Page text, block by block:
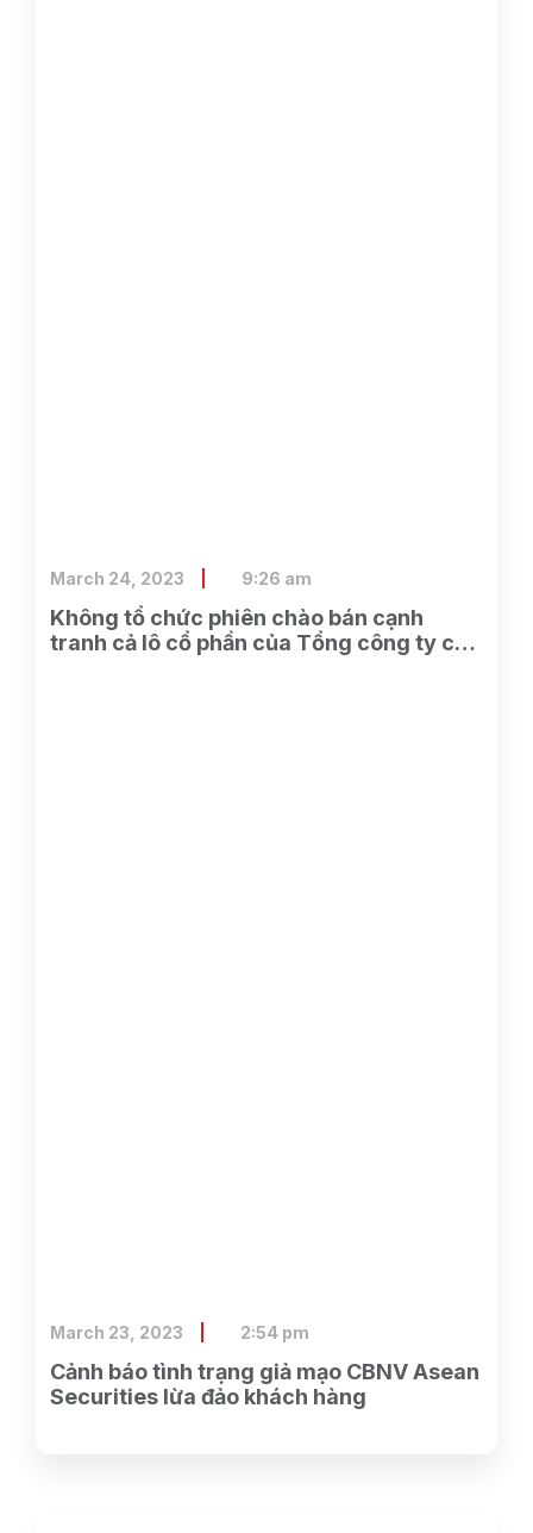
Không tổ chức phiên chào bán cạnh
tranh cả lô cổ phần của Tổng công ty cổ
March 24, 2023 9:26 am
Cảnh báo tình trạng giả mạo CBNV Asean
Securities lừa đảo khách hàng
March 23, 2023 2:54 pm